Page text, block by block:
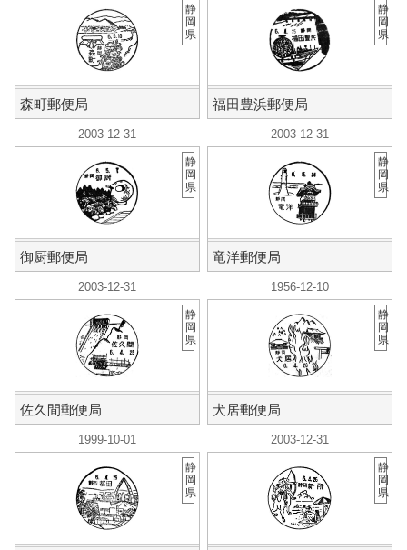
森町郵便局
静
岡
県
福田豊浜郵便局
静
岡
県
2003-12-31
御厨郵便局
静
岡
県
2003-12-31
竜洋郵便局
静
岡
県
2003-12-31
佐久間郵便局
静
岡
県
1956-12-10
犬居郵便局
静
岡
県
1999-10-01
静
岡
県
2003-12-31
静
岡
県